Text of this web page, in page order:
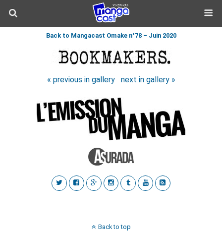
Back to Mangacast Omake n°78 – Juin 2020
« previous in gallery next in gallery »
Back to top